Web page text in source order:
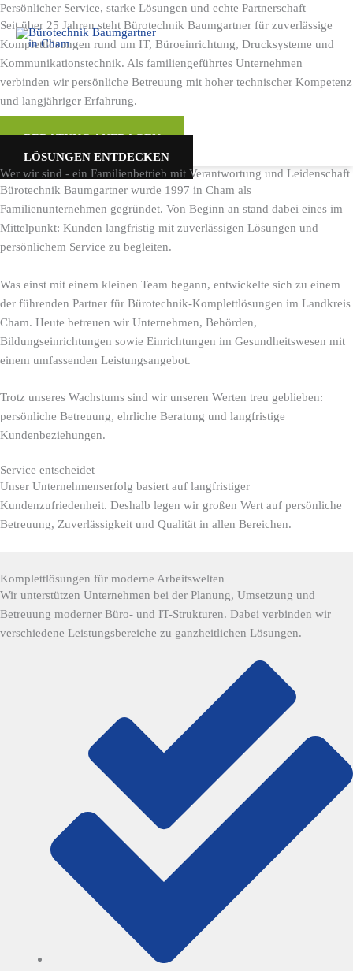
Zum
Inhalt
springen
Persönlicher Service, starke Lösungen und echte Partnerschaft
Seit über 25 Jahren steht Bürotechnik Baumgartner für zuverlässige
Komplettlösungen rund um IT, Büroeinrichtung, Drucksysteme und
Kommunikationstechnik. Als familiengeführtes Unternehmen
verbinden wir persönliche Betreuung mit hoher technischer Kompetenz
und langjähriger Erfahrung.
BERATUNG ANFRAGEN
LÖSUNGEN ENTDECKEN
Wer wir sind - ein Familienbetrieb mit Verantwortung und Leidenschaft
Bürotechnik Baumgartner wurde 1997 in Cham als
Familienunternehmen gegründet. Von Beginn an stand dabei eines im
Mittelpunkt: Kunden langfristig mit zuverlässigen Lösungen und
persönlichem Service zu begleiten.
Was einst mit einem kleinen Team begann, entwickelte sich zu einem
der führenden Partner für Bürotechnik-Komplettlösungen im Landkreis
Cham. Heute betreuen wir Unternehmen, Behörden,
Bildungseinrichtungen sowie Einrichtungen im Gesundheitswesen mit
einem umfassenden Leistungsangebot.
Trotz unseres Wachstums sind wir unseren Werten treu geblieben:
persönliche Betreuung, ehrliche Beratung und langfristige
Kundenbeziehungen.
Service entscheidet
Unser Unternehmenserfolg basiert auf langfristiger
Kundenzufriedenheit. Deshalb legen wir großen Wert auf persönliche
Betreuung, Zuverlässigkeit und Qualität in allen Bereichen.
Komplettlösungen für moderne Arbeitswelten
Wir unterstützen Unternehmen bei der Planung, Umsetzung und
Betreuung moderner Büro- und IT-Strukturen. Dabei verbinden wir
verschiedene Leistungsbereiche zu ganzheitlichen Lösungen.